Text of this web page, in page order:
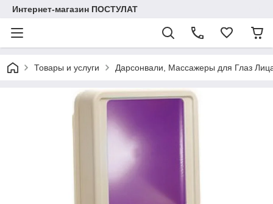
Интернет-магазин ПОСТУЛАТ
Товары и услуги Дарсонвали, Массажеры для Глаз